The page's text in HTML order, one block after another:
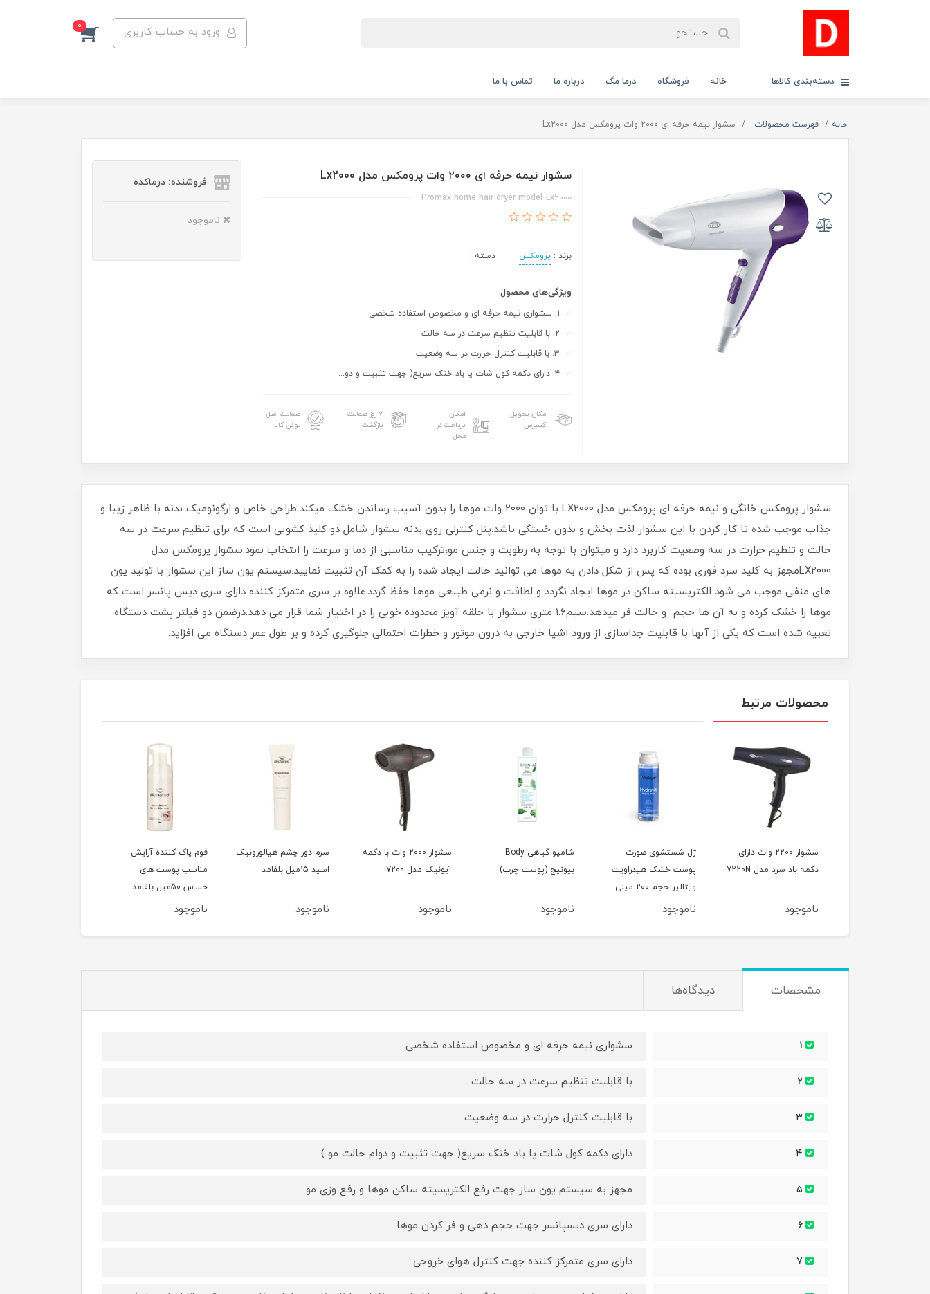
ورود به حساب کاربری 0
دسته‌بندی کالاها خانه فروشگاه درما مگ درباره ما تماس با ما
خانه فهرست محصولات سشوار نیمه حرفه ای ۲۰۰۰ وات پرومکس مدل Lx2000
سشوار نیمه حرفه ای ۲۰۰۰ وات پرومکس مدل Lx2000
Promax home hair dryer model-Lx2000
برند : پرومکس دسته :
ویژگی‌های محصول
۴: دارای دکمه کول شات یا باد خنک سریع( جهت تثبیت و دو...
امکان تحویل
اکسپرس
امکان
پرداخت در
محل
۷ روز ضمانت
بازگشت
ضمانت اصل
بودن کالا
فروشنده: درماکده
ناموجود
سشوار پرومکس خانگی و نیمه حرفه ای پرومکس مدل LX2000 با توان ۲۰۰۰ وات موها را بدون آسیب رساندن خشک میکند.طراحی خاص و ارگونومیک بدنه با ظاهر زیبا و
جذاب موجب شده تا کار کردن با این سشوار لذت بخش و بدون خستگی باشد.پنل کنترلی روی بدنه سشوار شامل دو کلید کشویی است که برای تنظیم سرعت در سه
حالت و تنظیم حرارت در سه وضعیت کاربرد دارد و میتوان با توجه به رطوبت و جنس مو،ترکیب مناسبی از دما و سرعت را انتخاب نمود.سشوار پرومکس مدل
LX2000مجهز به کلید سرد فوری بوده که پس از شکل دادن به موها می توانید حالت ایجاد شده را به کمک آن تثبیت نمایید.سیستم یون ساز این سشوار با تولید یون
های منفی موجب می شود الکتریسیته ساکن در موها ایجاد نگردد و لطافت و نرمی طبیعی موها حفظ گردد.علاوه بر سری متمرکز کننده دارای سری دیس پانسر است که
موها را خشک کرده و به آن ها حجم و حالت فر میدهد.سیم۱.۶ متری سشوار با حلقه آویز محدوده خوبی را در اختیار شما قرار می دهد.درضمن دو فیلتر پشت دستگاه
تعبیه شده است که یکی از آنها با قابلیت جداسازی از ورود اشیا خارجی به درون موتور و خطرات احتمالی جلوگیری کرده و بر طول عمر دستگاه می افزاید.
محصولات مرتبط
سشوار 2200 وات دارای
دکمه باد سرد مدل 7220N
ناموجود
ژل شستشوی صورت
پوست خشک هیدراویت
ویتالیر حجم 200 میلی
لیتر
ناموجود
شامپو گیاهی Body
بیونیج (پوست چرب)
ناموجود
سشوار 2000 وات با دکمه
آیونیک مدل 7200
ناموجود
سرم دور چشم هیالورونیک
اسید 15میل بلفامد
ناموجود
فوم پاک کننده آرایش
مناسب پوست های
حساس 50میل بلفامد
ناموجود
مشخصات دیدگاه‌ها
سشواری نیمه حرفه ای و مخصوص استفاده شخصی
با قابلیت تنظیم سرعت در سه حالت
با قابلیت کنترل حرارت در سه وضعیت
دارای دکمه کول شات یا باد خنک سریع( جهت تثبیت و دوام حالت مو )
مجهز به سیستم یون ساز جهت رفع الکتریسیته ساکن موها و رفع وزی مو
دارای سری دیسپانسر جهت حجم دهی و فر کردن موها
دارای سری متمرکز کننده جهت کنترل هوای خروجی